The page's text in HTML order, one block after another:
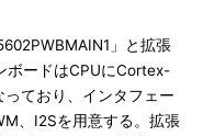
」と拡張
ボードはCPUにCortex-
ており、インタフェー
、I2Sを用意する。拡張